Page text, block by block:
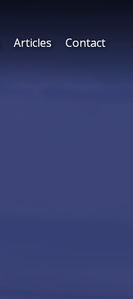
Articles Contact
Articles Contact